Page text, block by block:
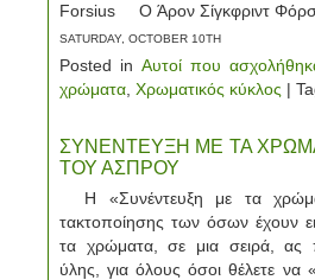
Forsius O Άρον Σίγκφριντ
SATURDAY, OCTOBER 10TH
Posted in Αυτοί που
χρώματα Χρωματικός κύκλος |
ΣΥΝΕΝΤΕΥΞΗ ΜΕ ΤΑ
ΤΟΥ ΑΣΠΡΟΥ
Η «Συνέντευξη με τα
τακτοποίησης των όσων έχουν
τα χρώματα, σε μια σειρά, ας
ύλης, για όλους όσοι θέλετε να